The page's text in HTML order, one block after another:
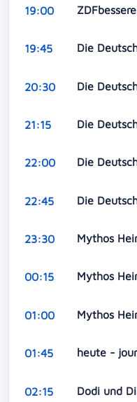
19:00
19:45 Die
20:30 Die
21:15 Die
22:00 Die
22:45 Die
23:30 Mythos
00:15 Mythos
01:00 Mythos
01:45 heute -
02:15 Dodi und